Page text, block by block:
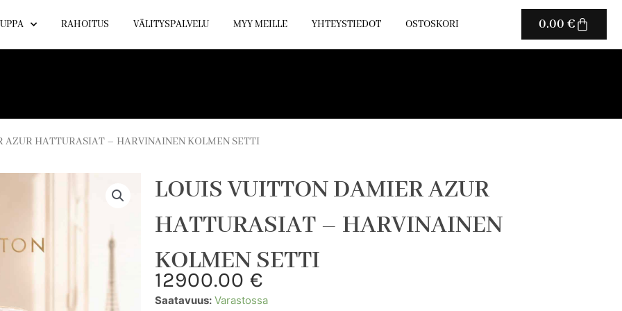
RAHOITUS VÄLITYSPALVELU MYY MEILLE YHTEYSTIEDOT OSTOSKORI 0.00 €Cart
AZUR HATTURASIAT – HARVINAINEN KOLMEN SETTI
LOUIS VUITTON DAMIER AZUR
HATTURASIAT – HARVINAINEN
KOLMEN SETTI
12900.00 €
Saatavuus: Varastossa
LOUIS